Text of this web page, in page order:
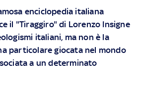
enciclopedia italiana
il "Tiraggiro" di Lorenzo Insigne
italiani, ma non è la
particolare giocata nel mondo
a un determinato